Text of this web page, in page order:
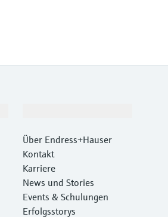
Über Endress+Hauser
Kontakt
Karriere
News und Stories
Events & Schulungen
Erfolgsstorys